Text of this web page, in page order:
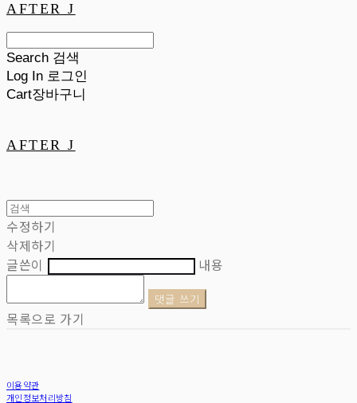
AFTER J
Search 검색
Log In 로그인
Cart장바구니
AFTER J
수정하기
삭제하기
글쓴이
내용
댓글 쓰기
목록으로 가기
이용약관
개인정보처리방침